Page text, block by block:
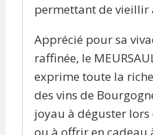
permettant de vieillir
Apprécié pour sa
raffinée, le
exprime toute la
des vins de
joyau à déguster lors
ou à offrir en cadeau